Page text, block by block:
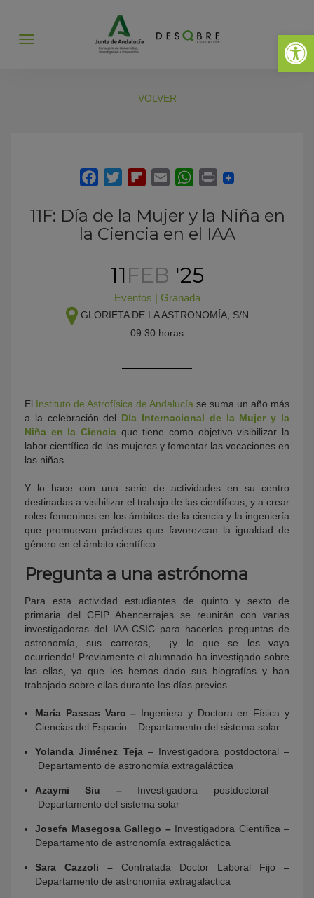
Abrir
Abrir
VOLVER
11F: Día de la Mujer y la Niña en
la Ciencia en el IAA
11FEB '25
Eventos | Granada
GLORIETA DE LA ASTRONOMÍA, S/N
09.30 horas
El Instituto de Astrofísica de Andalucía se suma un año más
a la celebración del Día Internacional de la Mujer y la
Niña en la Ciencia que tiene como objetivo visibilizar la
labor científica de las mujeres y fomentar las vocaciones en
las niñas.
Y lo hace con una serie de actividades en su centro
destinadas a visibilizar el trabajo de las científicas, y a crear
roles femeninos en los ámbitos de la ciencia y la ingeniería
que promuevan prácticas que favorezcan la igualdad de
género en el ámbito científico.
Pregunta a una astrónoma
Para esta actividad estudiantes de quinto y sexto de
primaria del CEIP Abencerrajes se reunirán con varias
investigadoras del IAA-CSIC para hacerles preguntas de
astronomía, sus carreras,… ¡y lo que se les vaya
ocurriendo! Previamente el alumnado ha investigado sobre
las ellas, ya que les hemos dado sus biografías y han
trabajado sobre ellas durante los días previos.
María Passas Varo – Ingeniera y Doctora en Física y
Ciencias del Espacio – Departamento del sistema solar
Yolanda Jiménez Teja– Investigadora postdoctoral –
Departamento de astronomía extragaláctica
Azaymi Siu –Investigadora postdoctoral –
Departamento del sistema solar
Josefa Masegosa Gallego –Investigadora Científica –
Departamento de astronomía extragaláctica
Sara Cazzoli – Contratada Doctor Laboral Fijo –
Departamento de astronomía extragaláctica